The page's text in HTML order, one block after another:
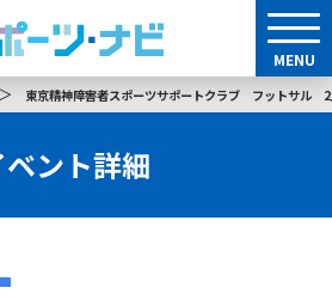
MENU
＞ 東京精神障害者スポーツサポートクラブ フットサル
ベント詳細